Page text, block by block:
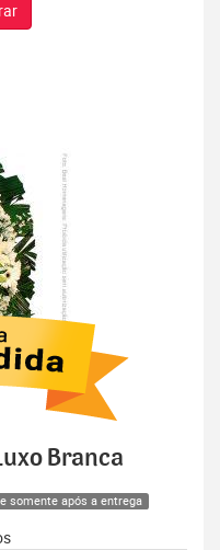
Branca
somente após a entrega